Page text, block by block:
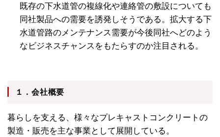
既存の下水道管の複線化や連絡管の敷設についても
同社製品への需要を誘発しそうである。拡大する下
水道管路のメンテナンス需要が今後同社へどのよう
なビジネスチャンスをもたらすのか注目される。
１．会社概要
暮らしを支える、様々なプレキャストコンクリートの
製造・販売を主な事業として展開している。